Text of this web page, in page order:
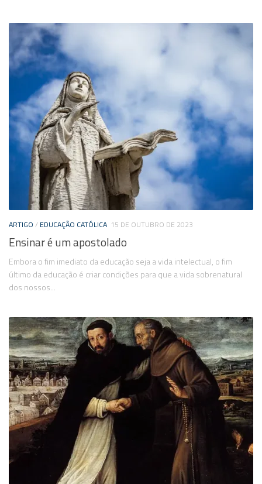
ARTIGO / EDUCAÇÃO CATÓLICA 15 DE OUTUBRO DE 2023
Ensinar é um apostolado
Embora o fim imediato da educação seja a vida intelectual, o fim
último da educação é criar condições para que a vida sobrenatural
dos nossos...